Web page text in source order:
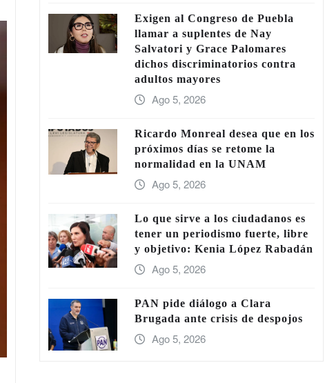
Exigen al Congreso de Puebla
llamar a suplentes de Nay
Salvatori y Grace Palomares
dichos discriminatorios contra
adultos mayores
Ago 5, 2026
Ricardo Monreal desea que en los
próximos días se retome la
normalidad en la UNAM
Ago 5, 2026
Lo que sirve a los ciudadanos es
tener un periodismo fuerte, libre
y objetivo: Kenia López Rabadán
Ago 5, 2026
PAN pide diálogo a Clara
Brugada ante crisis de despojos
Ago 5, 2026